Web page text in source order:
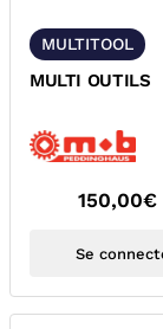
MULTITOOL
MULTI OUTILS
150,00€
Se